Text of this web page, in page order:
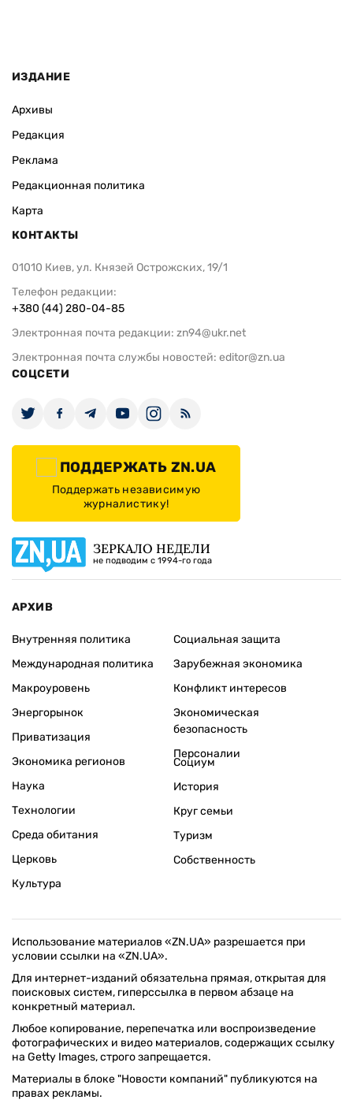
ИЗДАНИЕ
Архивы
Редакция
Реклама
Редакционная политика
Карта
КОНТАКТЫ
01010 Киев, ул. Князей Острожских, 19/1
Телефон редакции:
+380 (44) 280-04-85
Электронная почта редакции: zn94@ukr.net
Электронная почта службы новостей: editor@zn.ua
СОЦСЕТИ
ПОДДЕРЖАТЬ ZN.UA
Поддержать независимую
журналистику!
ЗЕРКАЛО НЕДЕЛИ
не подводим с 1994-го года
АРХИВ
Внутренняя политика
Международная политика
Макроуровень
Энергорынок
Приватизация
Экономика регионов
Социальная защита
Зарубежная экономика
Конфликт интересов
Экономическая
безопасность
Персоналии
Наука
Технологии
Среда обитания
Церковь
Культура
Социум
История
Круг семьи
Туризм
Собственность
Использование материалов «ZN.UA» разрешается при
условии ссылки на «ZN.UA».
Для интернет-изданий обязательна прямая, открытая для
поисковых систем, гиперссылка в первом абзаце на
конкретный материал.
Любое копирование, перепечатка или воспроизведение
фотографических и видео материалов, содержащих ссылку
на Getty Images, строго запрещается.
Материалы в блоке "Новости компаний" публикуются на
правах рекламы.